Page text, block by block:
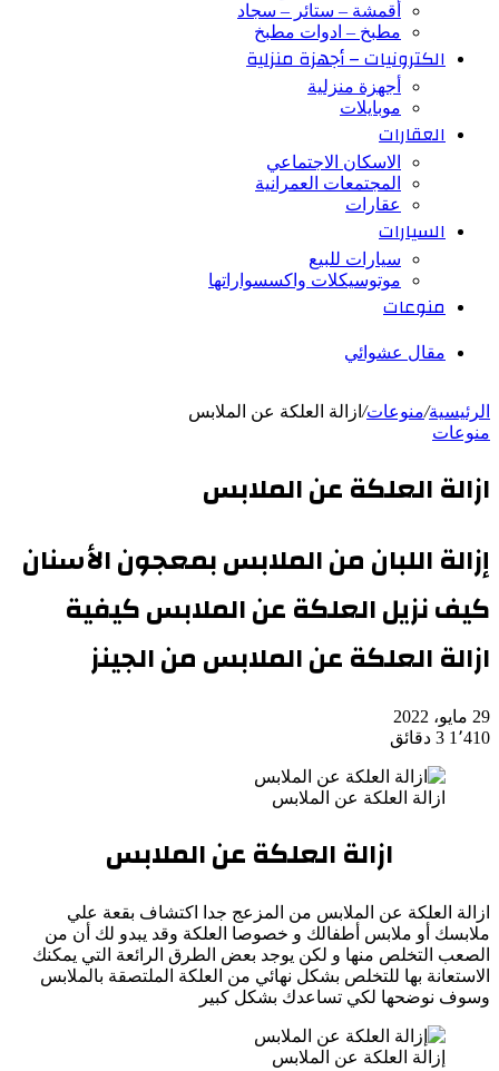
أقمشة – ستائر – سجاد
مطبخ – ادوات مطبخ
الكترونيات – أجهزة منزلية
أجهزة منزلية
موبايلات
العقارات
الاسكان الاجتماعي
المجتمعات العمرانية
عقارات
السيارات
سيارات للبيع
موتوسيكلات واكسسواراتها
منوعات
مقال عشوائي
الرئيسية/منوعات/ ازالة العلكة عن الملابس
منوعات
ازالة العلكة عن الملابس
إزالة اللبان من الملابس بمعجون الأسنان
كيف نزيل العلكة عن الملابس كيفية
ازالة العلكة عن الملابس من الجينز
29 مايو، 2022
1٬410 3 دقائق
ازالة العلكة عن الملابس
ازالة العلكة عن الملابس
ازالة العلكة عن الملابس من المزعج جدا اكتشاف بقعة علي
ملابسك أو ملابس أطفالك و خصوصا العلكة وقد يبدو لك أن من
الصعب التخلص منها و لكن يوجد بعض الطرق الرائعة التي يمكنك
الاستعانة بها للتخلص بشكل نهائي من العلكة الملتصقة بالملابس
وسوف نوضحها لكي تساعدك بشكل كبير
إزالة العلكة عن الملابس